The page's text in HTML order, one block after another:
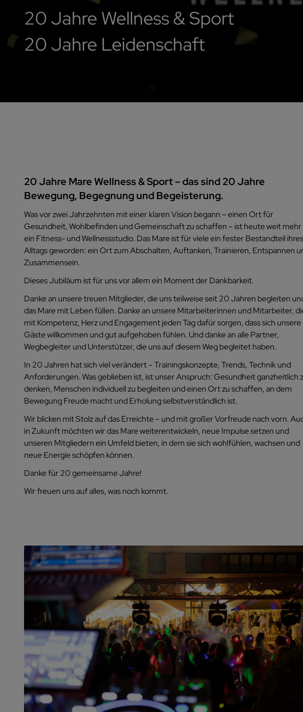
20 Jahre Wellness & Sport
20 Jahre Leidenschaft
20 Jahre Mare Wellness & Sport – das sind 20 Jahre
Bewegung, Begegnung und Begeisterung.
Was vor zwei Jahrzehnten mit einer klaren Vision begann – einen Ort für
Gesundheit, Wohlbefinden und Gemeinschaft zu schaffen – ist heute weit mehr
ein Fitness- und Wellnessstudio. Das Mare ist für viele ein fester Bestandteil ihres
Alltags geworden: ein Ort zum Abschalten, Auftanken, Trainieren, Entspannen
Zusammensein.
Dieses Jubiläum ist für uns vor allem ein Moment der Dankbarkeit.
Danke an unsere treuen Mitglieder, die uns teilweise seit 20 Jahren begleiten
das Mare mit Leben füllen. Danke an unsere Mitarbeiterinnen und Mitarbeiter,
mit Kompetenz, Herz und Engagement jeden Tag dafür sorgen, dass sich unsere
Gäste willkommen und gut aufgehoben fühlen. Und danke an alle Partner,
Wegbegleiter und Unterstützer, die uns auf diesem Weg begleitet haben.
In 20 Jahren hat sich viel verändert – Trainingskonzepte, Trends, Technik und
Anforderungen. Was geblieben ist, ist unser Anspruch: Gesundheit ganzheitlich
denken, Menschen individuell zu begleiten und einen Ort zu schaffen, an dem
Bewegung Freude macht und Erholung selbstverständlich ist.
Wir blicken mit Stolz auf das Erreichte – und mit großer Vorfreude nach vorn.
in Zukunft möchten wir das Mare weiterentwickeln, neue Impulse setzen und
unseren Mitgliedern ein Umfeld bieten, in dem sie sich wohlfühlen, wachsen und
neue Energie schöpfen können.
Danke für 20 gemeinsame Jahre!
Wir freuen uns auf alles, was noch kommt.